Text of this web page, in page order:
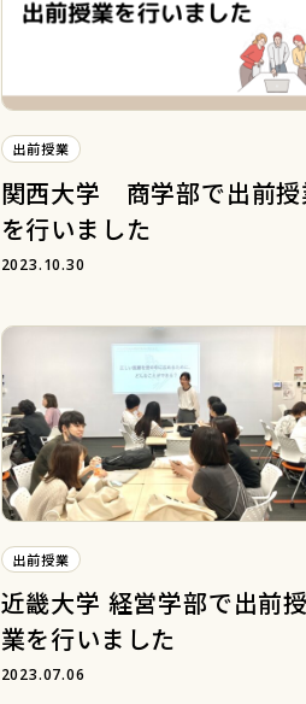
出前授業
関西大学 商学部で出前授
を行いました
2023.10.30
出前授業
近畿大学 経営学部で出前授
業を行いました
2023.07.06